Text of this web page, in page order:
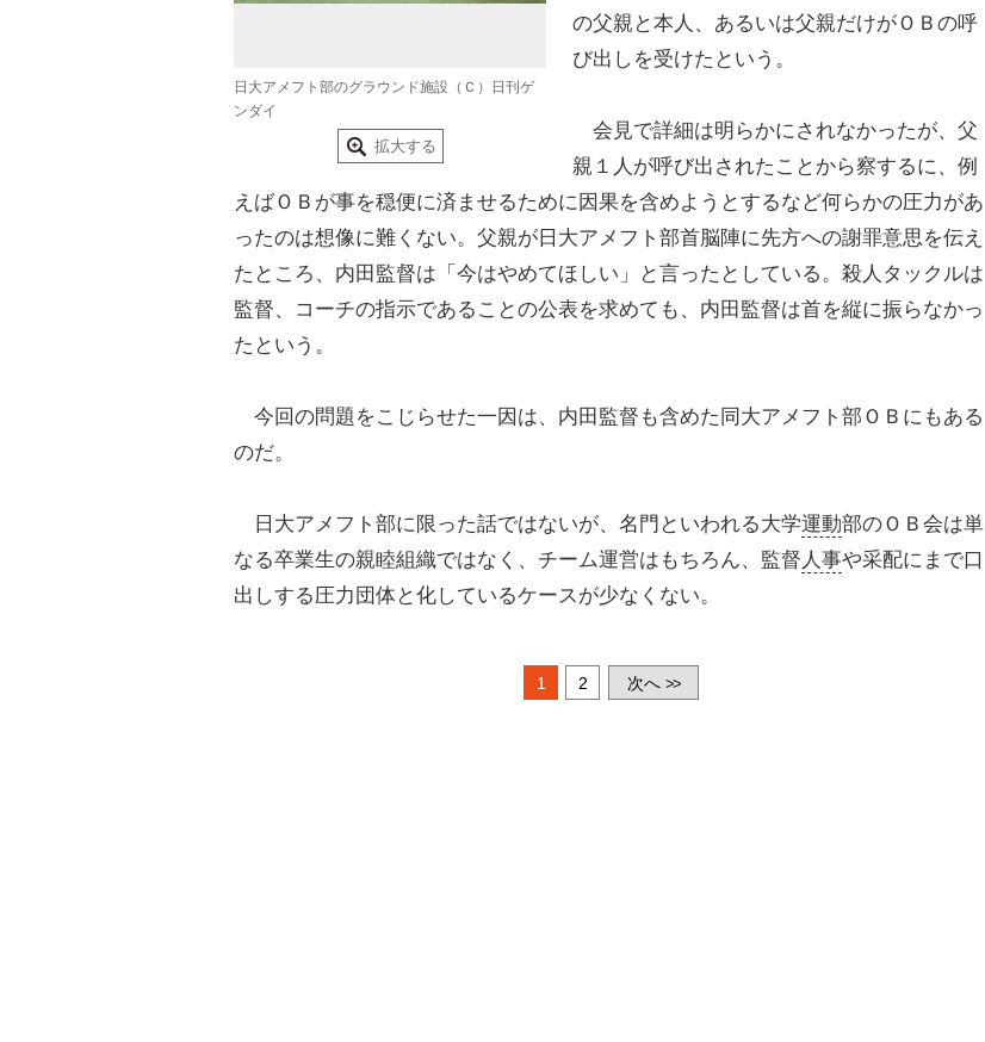
日大アメフト部のグラウンド施設（Ｃ）日刊ゲ
ンダイ
拡大する
の父親と本人、あるいは父親だけがＯＢの呼
び出しを受けたという。
会見で詳細は明らかにされなかったが、父
親１人が呼び出されたことから察するに、例
えばＯＢが事を穏便に済ませるために因果を含めようとするなど何らかの圧力があ
ったのは想像に難くない。父親が日大アメフト部首脳陣に先方への謝罪意思を伝え
たところ、内田監督は「今はやめてほしい」と言ったとしている。殺人タックルは
監督、コーチの指示であることの公表を求めても、内田監督は首を縦に振らなかっ
たという。
今回の問題をこじらせた一因は、内田監督も含めた同大アメフト部ＯＢにもある
のだ。
日大アメフト部に限った話ではないが、名門といわれる大学運動部のＯＢ会は単
なる卒業生の親睦組織ではなく、チーム運営はもちろん、監督 人事や采配にまで口
出しする圧力団体と化しているケースが少なくない。
1 2 次へ >>